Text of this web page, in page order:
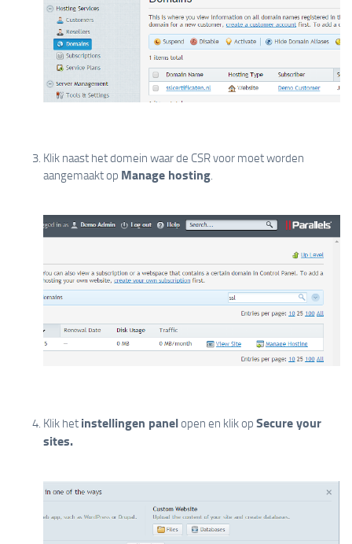
Klik naast het domein waar de CSR voor moet worden
aangemaakt op Manage hosting
Klik het instellingen panelopen en klik op Secure your
sites.